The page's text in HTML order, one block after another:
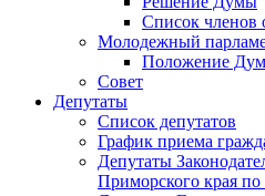
Список членов
Молодежный
Положение
Совет
Депутаты
Список депутатов
График приема
Депутаты
Приморского края